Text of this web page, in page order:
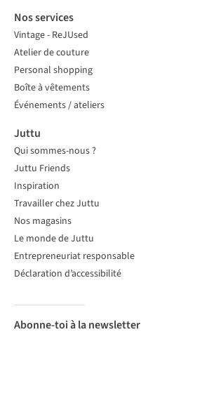
Nos services
Vintage - ReJUsed
Atelier de couture
Personal shopping
Boîte à vêtements
Événements / ateliers
Juttu
Qui sommes-nous ?
Juttu Friends
Inspiration
Travailler chez Juttu
Nos magasins
Le monde de Juttu
Entrepreneuriat responsable
Déclaration d’accessibilité
Abonne-toi à la newsletter